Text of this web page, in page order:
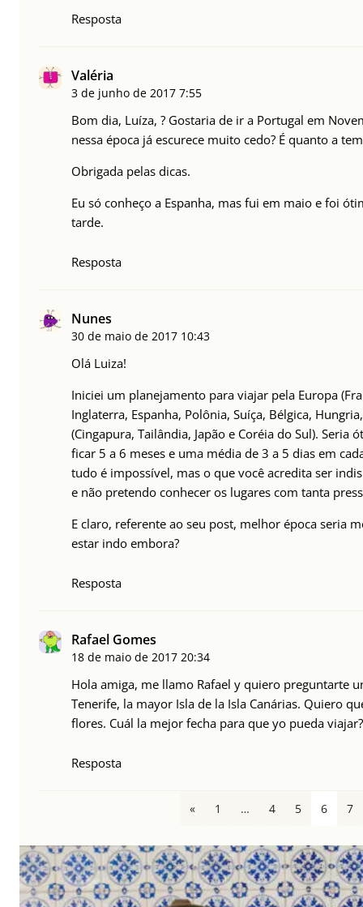
Resposta
Valéria
3 de junho de 2017 7:55
Bom dia, Luíza, ? Gostaria de ir a Portugal em
nessa época já escurece muito cedo? É quanto a
Obrigada pelas dicas.
Eu só conheço a Espanha, mas fui em maio e foi
tarde.
Resposta
Nunes
30 de maio de 2017 10:43
Olá Luiza!
Iniciei um planejamento para viajar pela Europa
Inglaterra, Espanha, Polônia, Suíça, Bélgica,
(Cingapura, Tailândia, Japão e Coréia do Sul).
ficar 5 a 6 meses e uma média de 3 a 5 dias em
tudo é impossível, mas o que você acredita ser
e não pretendo conhecer os lugares com tanta
E claro, referente ao seu post, melhor época seria
estar indo embora?
Resposta
Rafael Gomes
18 de maio de 2017 20:34
Hola amiga, me llamo Rafael y quiero preguntarte
Tenerife, la mayor Isla de la Isla Canárias. Quiero
flores. Cuál la mejor fecha para que yo pueda viajar?
Resposta
« 1 … 4 5 6 7